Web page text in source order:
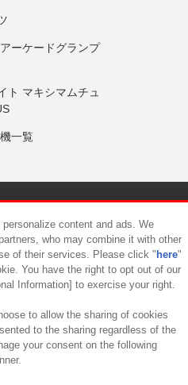
ーケードグランプ
ト マキシマムチュ
一覧
カスタマーハラスメント対応方針
content and ads. We
who may combine it with other
of their services. Please click " here"
You have the right to opt out of our
Information] to exercise your right.
to allow the sharing of cookies
to the sharing regardless of the
your consent on the following